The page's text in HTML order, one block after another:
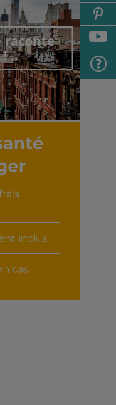
raconte
..